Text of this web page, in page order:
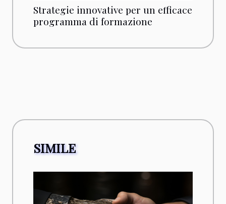
Strategie innovative per un efficace
programma di formazione
SIMILE